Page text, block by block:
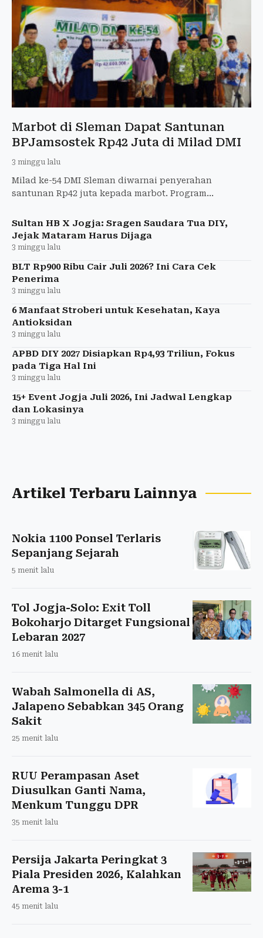
Marbot di Sleman Dapat Santunan
BPJamsostek Rp42 Juta di Milad DMI
3 minggu lalu
Milad ke-54 DMI Sleman diwarnai penyerahan
santunan Rp42 juta kepada marbot. Program
Baznas, BSI, dan Pemkab Slem
Sultan HB X Jogja: Sragen Saudara Tua DIY,
Jejak Mataram Harus Dijaga
3 minggu lalu
BLT Rp900 Ribu Cair Juli 2026? Ini Cara Cek
Penerima
3 minggu lalu
6 Manfaat Stroberi untuk Kesehatan, Kaya
Antioksidan
3 minggu lalu
APBD DIY 2027 Disiapkan Rp4,93 Triliun, Fokus
pada Tiga Hal Ini
3 minggu lalu
15+ Event Jogja Juli 2026, Ini Jadwal Lengkap
dan Lokasinya
3 minggu lalu
Artikel Terbaru Lainnya
Nokia 1100 Ponsel Terlaris
Sepanjang Sejarah
5 menit lalu
Tol Jogja-Solo: Exit Toll
Bokoharjo Ditarget Fungsional
Lebaran 2027
16 menit lalu
Wabah Salmonella di AS,
Jalapeno Sebabkan 345 Orang
Sakit
25 menit lalu
RUU Perampasan Aset
Diusulkan Ganti Nama,
Menkum Tunggu DPR
35 menit lalu
Persija Jakarta Peringkat 3
Piala Presiden 2026, Kalahkan
Arema 3-1
45 menit lalu